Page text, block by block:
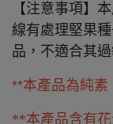
【注意事項】
線有處理堅果
品，不適合其
**本產品為純素
**本產品含有